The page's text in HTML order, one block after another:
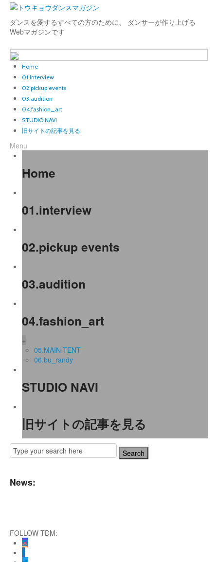
ダンスを愛するすべての方のために、 ダンサーが作り上げる
Webマガジンです
Home
01.interview
02.pickup events
03.audition
04.fashion_art
STUDIO NAVI
旧サイトの記事を見る
Menu
Home
01.interview
02.pickup events
03.audition
04.fashion_art
+
05.MAIN TENT
06.bu_randy
STUDIO NAVI
旧サイトの記事を見る
News:
の幽霊と怪物―「珊瑚」「円山町」―』
』 Produced by YOH UENO
FOLLOW TDM: